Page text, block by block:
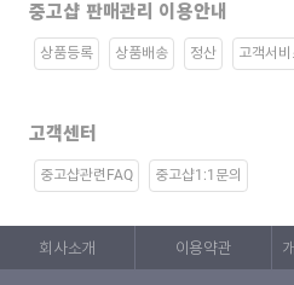
중고샵 판매관리 이용안내
상품등록 상품배송 정산 고객서비
고객센터
중고샵관련FAQ 중고샵1:1문의
회사소개 이용약관